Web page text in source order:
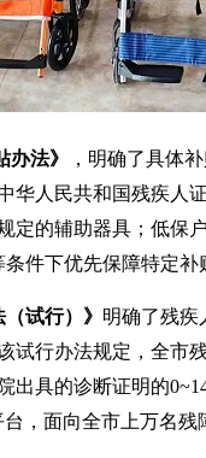
法》
，明确了具体
华人民共和国残疾人
定的辅助器具；低保
件下优先保障特定补
试行）》 明确了残疾
试行办法规定，全市
出具的诊断证明的
，面向全市上万名残